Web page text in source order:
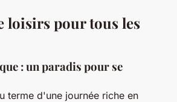
loisirs pour tous les
: un paradis pour se
terme d'une journée riche en